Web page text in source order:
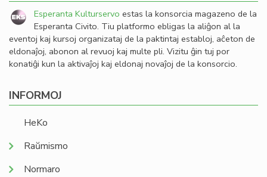
Esperanta Kulturservo estas la konsorcia magazeno de la
Esperanta Civito. Tiu platformo ebligas la aliĝon al la
eventoj kaj kursoj organizataj de la paktintaj establoj, aĉeton de
eldonaĵoj, abonon al revuoj kaj multe pli. Vizitu ĝin tuj por
konatiĝi kun la aktivaĵoj kaj eldonaj novaĵoj de la konsorcio.
INFORMOJ
HeKo
Raŭmismo
Normaro